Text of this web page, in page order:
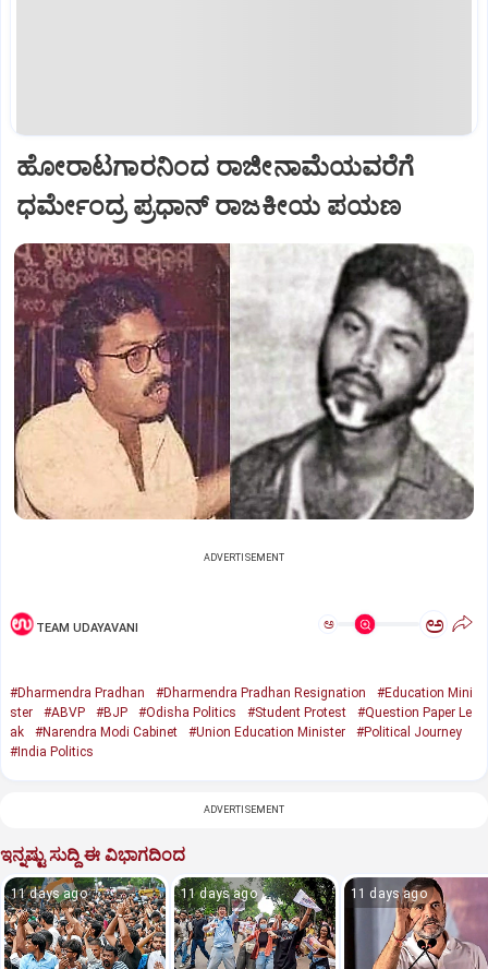
ಹೋರಾಟಗಾರನಿಂದ ರಾಜೀನಾಮೆಯವರೆಗೆ
ಧರ್ಮೇಂದ್ರ ಪ್ರಧಾನ್‌ ರಾಜಕೀಯ ಪಯಣ
ADVERTISEMENT
TEAM UDAYAVANI ಅ ಅ
#Dharmendra Pradhan #Dharmendra Pradhan Resignation
#Education Mini
ster
#ABVP #BJP #Odisha Politics #Student Protest
#Question Paper Le
ak
#Narendra Modi Cabinet #Union Education Minister
#Political Journey
#India Politics
ADVERTISEMENT
ಇನ್ನಷ್ಟು ಸುದ್ದಿ ಈ ವಿಭಾಗದಿಂದ
11 days ago 11 days ago 11 days ago